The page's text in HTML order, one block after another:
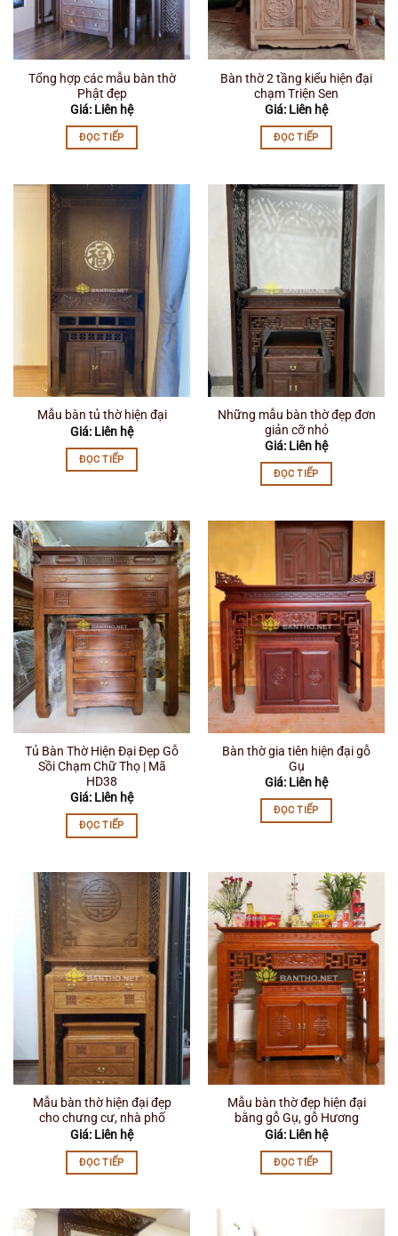
Tổng hợp các mẫu bàn thờ
Phật đẹp
Giá: Liên hệ
ĐỌC TIẾP
Bàn thờ 2 tầng kiểu hiện đại
chạm Triện Sen
Giá: Liên hệ
ĐỌC TIẾP
Mẫu bàn tủ thờ hiện đại
Giá: Liên hệ
ĐỌC TIẾP
Những mẫu bàn thờ đẹp đơn
giản cỡ nhỏ
Giá: Liên hệ
ĐỌC TIẾP
Tủ Bàn Thờ Hiện Đại Đẹp Gỗ
Sồi Chạm Chữ Thọ | Mã
HD38
Giá: Liên hệ
ĐỌC TIẾP
Bàn thờ gia tiên hiện đại gỗ
Gụ
Giá: Liên hệ
ĐỌC TIẾP
Mẫu bàn thờ hiện đại đẹp
cho chưng cư, nhà phố
Giá: Liên hệ
ĐỌC TIẾP
Mẫu bàn thờ đẹp hiện đại
bằng gỗ Gụ, gỗ Hương
Giá: Liên hệ
ĐỌC TIẾP